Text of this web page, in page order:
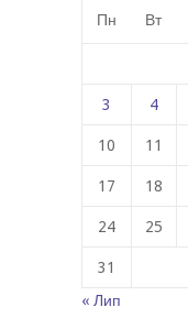
Пн Вт
3 4
10 11
17 18
24 25
31
« Лип